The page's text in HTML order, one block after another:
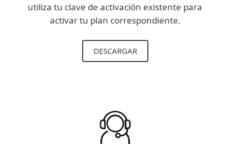
utiliza tu clave de activación existente para
activar tu plan correspondiente.
DESCARGAR